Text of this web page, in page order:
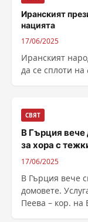
Иранският
нацията
17/06/2025
Иранският
да се сплоти
СВЯТ
В Гърция вече
за хора с
17/06/2025
В Гърция вече
домовете.
Пеева – кор. на